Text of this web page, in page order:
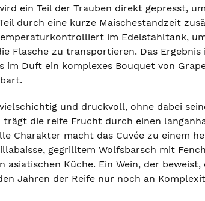
ein Teil der Trauben direkt gepresst,
durch eine kurze Maischestandzeit
im Edelstahltank,
Flasche zu transportieren. Das
im Duft ein komplexes Bouquet von
und druckvoll, ohne dabei
die reife Frucht durch einen
Charakter macht das Cuvée zu einem
gegrilltem Wolfsbarsch mit
Küche. Ein Wein, der beweist,
Jahren der Reife nur noch an